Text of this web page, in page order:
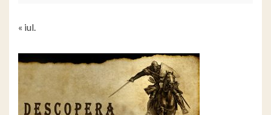
« iul.